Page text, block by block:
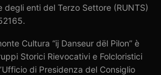
degli enti del Terzo Settore (RUNTS)
Cultura “ij Danseur dël Pilon” è
Storici Rievocativi e Folcloristici
di Presidenza del Consiglio